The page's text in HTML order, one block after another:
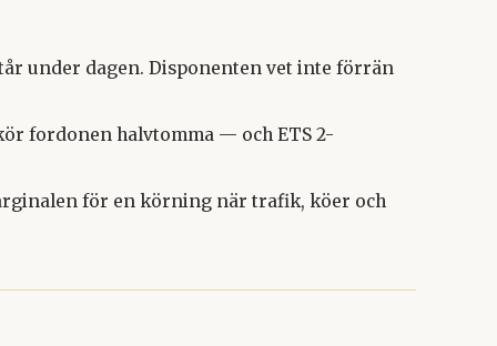
under dagen. Disponenten vet inte förrän
fordonen halvtomma — och ETS 2-
för en körning när trafik, köer och